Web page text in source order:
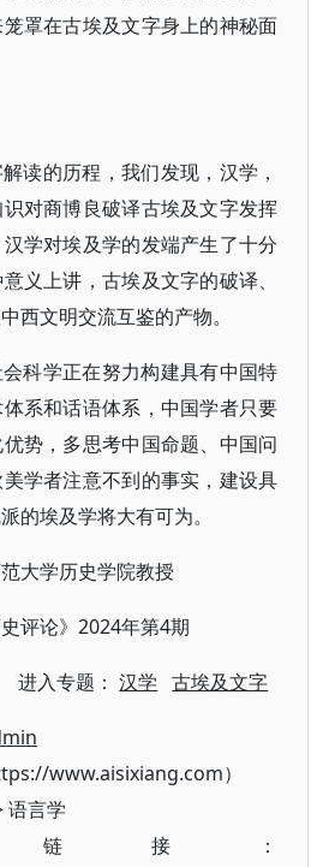
罩在古埃及文字身上的神秘面
读的历程，我们发现，汉学，
对商博良破译古埃及文字发挥
学对埃及学的发端产生了十分
义上讲，古埃及文字的破译、
西文明交流互鉴的产物。
科学正在努力构建具有中国特
系和话语体系，中国学者只要
势，多思考中国命题、中国问
学者注意不到的事实，建设具
的埃及学将大有可为。
大学历史学院教授
评论》2024年第4期
进入专题：汉学 古埃及文字
www.aisixiang.com）
语言学
接：